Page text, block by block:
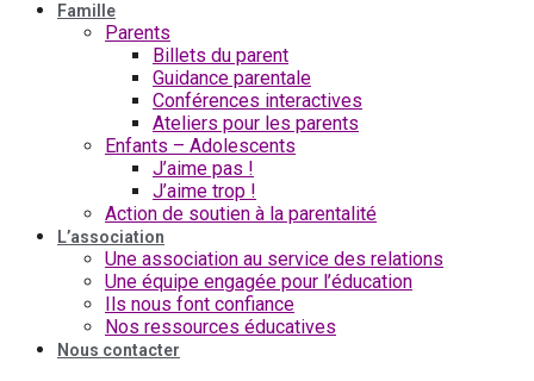
Famille
Parents
Billets du parent
Guidance parentale
Conférences interactives
Ateliers pour les parents
Enfants – Adolescents
J’aime pas !
J’aime trop !
Action de soutien à la parentalité
L’association
Une association au service des relations
Une équipe engagée pour l’éducation
Ils nous font confiance
Nos ressources éducatives
Nous contacter